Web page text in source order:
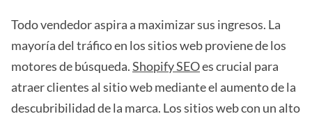
Todo vendedor aspira a maximizar sus ingresos. La
mayoría del tráfico en los sitios web proviene de los
motores de búsqueda.Shopify SEOes crucial para
atraer clientes al sitio web mediante el aumento de la
descubribilidad de la marca. Los sitios web con un alto